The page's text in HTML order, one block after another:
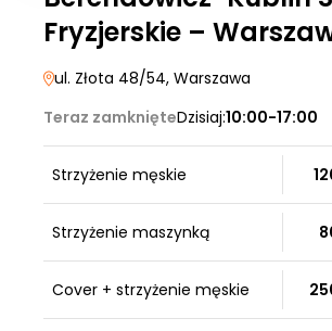
Fryzjerskie –
ul. Złota 48/54, Warszawa
Teraz zamknięteDzisiaj:10:00-17:00
Strzyżenie męskie
Strzyżenie maszynką
Cover + strzyżenie męskie